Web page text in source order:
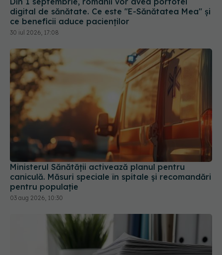
30 iul 2026, 17:08
Ministerul Sănătății activează planul pentru
caniculă. Măsuri speciale în spitale și recomandări
pentru populație
03 aug 2026, 10:30